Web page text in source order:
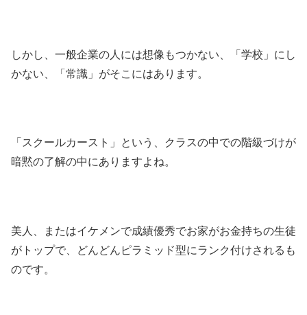
しかし、一般企業の人には想像もつかない、「学校」にし
かない、「常識」がそこにはあります。
「スクールカースト」という、クラスの中での階級づけが
暗黙の了解の中にありますよね。
美人、またはイケメンで成績優秀でお家がお金持ちの生徒
がトップで、どんどんピラミッド型にランク付けされるも
のです。